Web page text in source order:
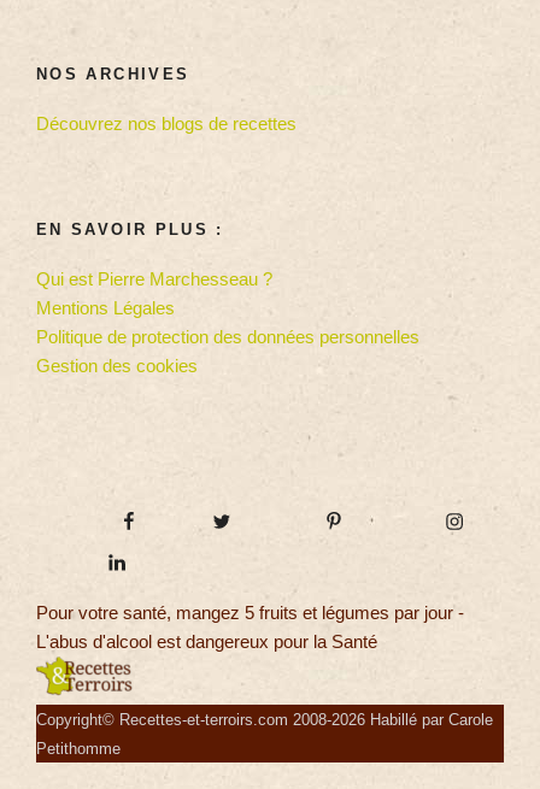
NOS ARCHIVES
Découvrez nos blogs de recettes
EN SAVOIR PLUS :
Qui est Pierre Marchesseau ?
Mentions Légales
Politique de protection des données personnelles
Gestion des cookies
Pour votre santé, mangez 5 fruits et légumes par jour -
L'abus d'alcool est dangereux pour la Santé
Copyright© Recettes-et-terroirs.com 2008-2026 Habillé par Carole
Petithomme